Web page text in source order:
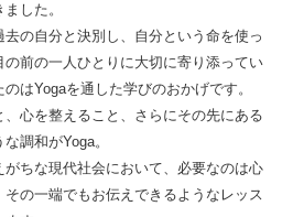
した。
去の自分と決別し、自分という命を使っ
前の一人ひとりに大切に寄り添ってい
はYogaを通した学びのおかげです。
心を整えること、さらにその先にある
調和がYoga。
ちな現代社会において、必要なのは心
の一端でもお伝えできるようなレッス